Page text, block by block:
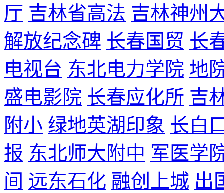
厅 吉林省高法 吉林神州
解放纪念碑 长春国贸 长
电视台 东北电力学院 地
盛电影院 长春应化所 吉
附小 绿地英湖印象 长白
报 东北师大附中 军医学
间 远东石化 融创上城 出